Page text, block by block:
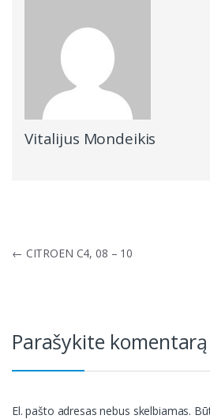
Vitalijus Mondeikis
Navigacija
← CITROEN C4, 08 – 10
Parašykite komentarą
El. pašto adresas nebus skelbiamas.